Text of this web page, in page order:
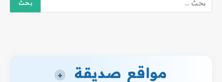
مواقع صديقة +